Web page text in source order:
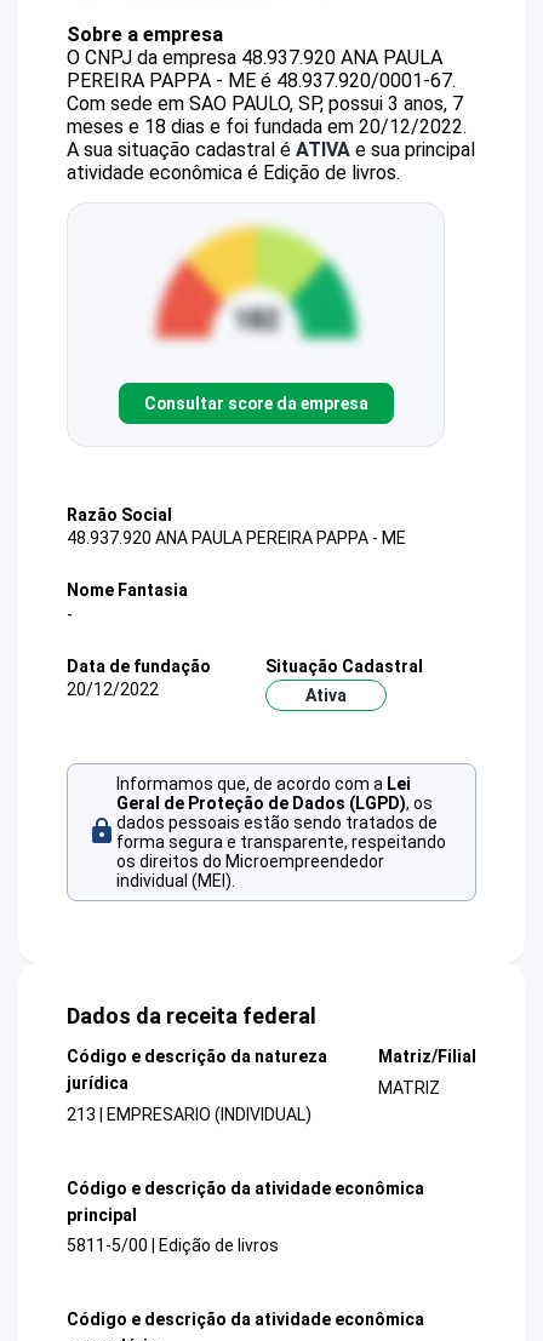
Sobre a empresa
O CNPJ da empresa 48.937.920 ANA PAULA
PEREIRA PAPPA - ME é 48.937.920/0001-67.
Com sede em SAO PAULO, SP, possui 3 anos, 7
meses e 18 dias e foi fundada em 20/12/2022.
A sua situação cadastral é ATIVA e sua principal
atividade econômica é Edição de livros.
Consultar score da empresa
Razão Social
48.937.920 ANA PAULA PEREIRA PAPPA - ME
Nome Fantasia
-
Data de fundação
20/12/2022
Situação Cadastral
Ativa
Informamos que, de acordo com a Lei
Geral de Proteção de Dados (LGPD), os
dados pessoais estão sendo tratados de
forma segura e transparente, respeitando
os direitos do Microempreendedor
individual (MEI).
Dados da receita federal
Código e descrição da natureza
jurídica
213 | EMPRESARIO (INDIVIDUAL)
Matriz/Filial
MATRIZ
Código e descrição da atividade econômica
principal
5811-5/00 | Edição de livros
Código e descrição da atividade econômica